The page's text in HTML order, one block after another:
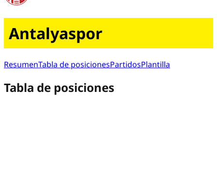
Antalyaspor
ResumenTabla de posicionesPartidosPlantilla
Tabla de posiciones